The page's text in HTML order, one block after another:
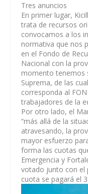
Tres anuncios
En primer lugar,
trata de recursos
convocamos a los
normativa que nos
en el Fondo de
Nacional con la
momento tenemos
Suprema, de las
corresponda al
trabajadores de la
Por otro lado, el
“más allá de la
atravesando, la
mayor esfuerzo
forma las cuotas
Emergencia y
votado junto con el
cuota se pagará el